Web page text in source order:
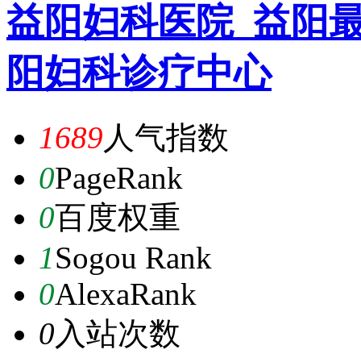
益阳妇科医院_益阳
阳妇科诊疗中心
1689人气指数
0PageRank
0百度权重
1Sogou Rank
0AlexaRank
0入站次数